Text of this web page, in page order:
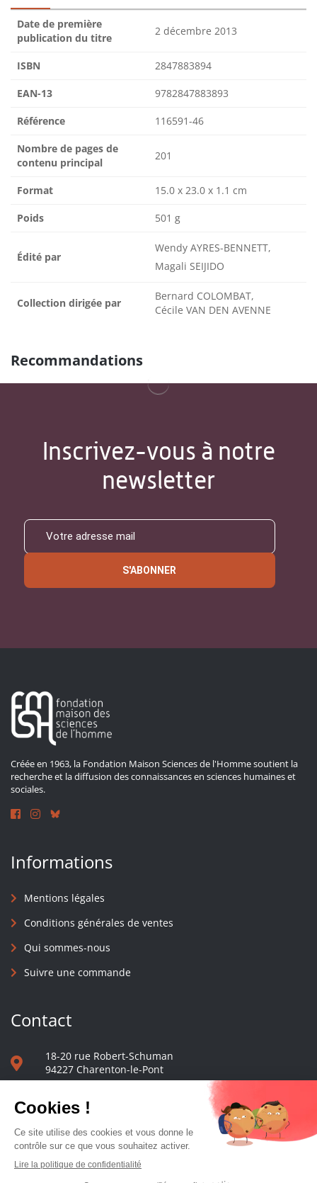
Date de première
publication du titre
2 décembre 2013
ISBN 2847883894
EAN-13 9782847883893
Référence 116591-46
Nombre de pages de
contenu principal
201
Format 15.0 x 23.0 x 1.1 cm
Poids 501 g
Édité par
Wendy AYRES-BENNETT,
Magali SEIJIDO
Collection dirigée par
Bernard COLOMBAT,
Cécile VAN DEN AVENNE
Recommandations
Inscrivez-vous à notre
newsletter
S'ABONNER
Créée en 1963, la Fondation Maison Sciences de l'Homme soutient la
recherche et la diffusion des connaissances en sciences humaines et
sociales.
Informations
Mentions légales
Conditions générales de ventes
Qui sommes-nous
Suivre une commande
Contact
18-20 rue Robert-Schuman
94227 Charenton-le-Pont